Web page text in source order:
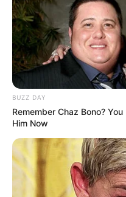
BUZZ DAY
Remember Chaz Bono?
Him Now